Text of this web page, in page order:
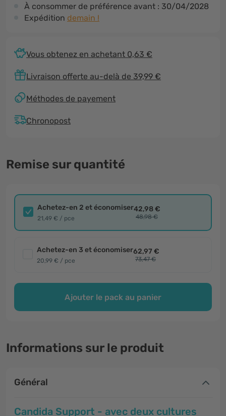
À consommer de préférence avant : 30/04/2028
Expédition demain !
Vous obtenez en achetant 0,63 €
Livraison offerte au-delà de 39,99 €
Méthodes de payement
Chronopost
Remise sur quantité
Achetez-en 2 et économiser
21,49 € / pce
42,98 €
48,98 €
Achetez-en 3 et économiser
20,99 € / pce
62,97 €
73,47 €
Ajouter le pack au panier
Informations sur le produit
Général
Candida Support - avec deux cultures